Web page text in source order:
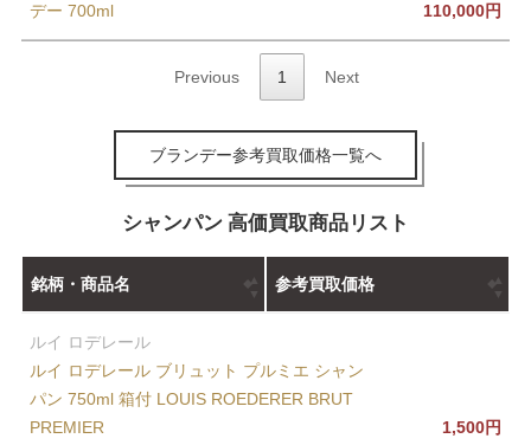
デー 700ml
110,000円
Previous 1 Next
ブランデー参考買取価格一覧へ
シャンパン 高価買取商品リスト
銘柄・商品名 参考買取価格
ルイ ロデレール
ルイ ロデレール ブリュット プルミエ シャン
パン 750ml 箱付 LOUIS ROEDERER BRUT
PREMIER
1,500円